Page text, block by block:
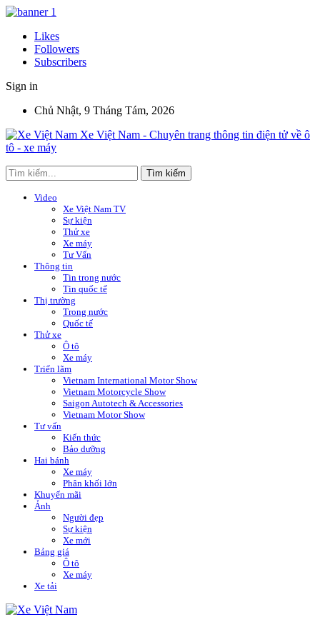
Likes
Followers
Subscribers
Sign in
Chủ Nhật, 9 Tháng Tám, 2026
Xe Việt Nam - Chuyên trang thông tin điện tử về ô
tô - xe máy
Video
Xe Việt Nam TV
Sự kiện
Thử xe
Xe máy
Tư Vấn
Thông tin
Tin trong nước
Tin quốc tế
Thị trường
Trong nước
Quốc tế
Thử xe
Ô tô
Xe máy
Triển lãm
Vietnam International Motor Show
Vietnam Motorcycle Show
Saigon Autotech & Accessories
Vietnam Motor Show
Tư vấn
Kiến thức
Bảo dưỡng
Hai bánh
Xe máy
Phân khối lớn
Khuyến mãi
Ảnh
Người đẹp
Sự kiện
Xe mới
Bảng giá
Ô tô
Xe máy
Xe tải